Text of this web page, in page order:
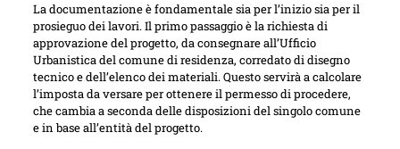
La documentazione è fondamentale sia per l’inizio sia per il
prosieguo dei lavori. Il primo passaggio è la richiesta di
approvazione del progetto, da consegnare all’Ufficio
Urbanistica del comune di residenza, corredato di disegno
tecnico e dell’elenco dei materiali. Questo servirà a calcolare
l’imposta da versare per ottenere il permesso di procedere,
che cambia a seconda delle disposizioni del singolo comune
e in base all’entità del progetto.